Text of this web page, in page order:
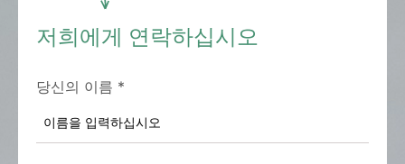
저희에게 연락하십시오
당신의 이름 *